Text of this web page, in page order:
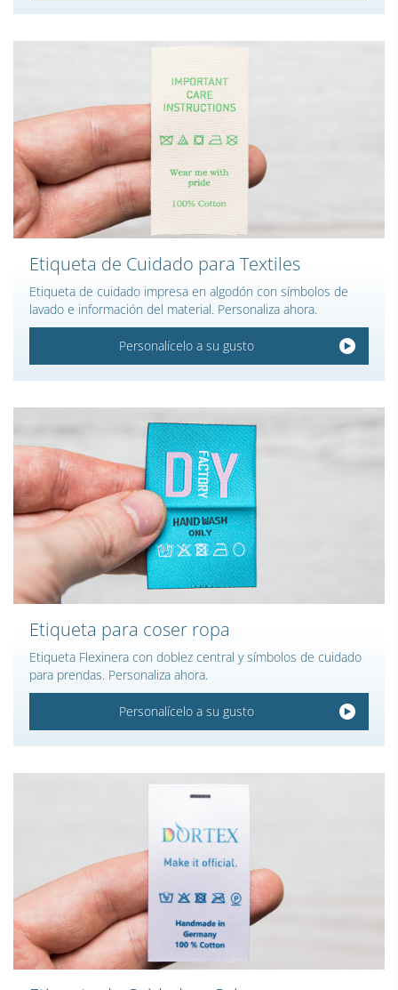
Etiqueta de Cuidado para Textiles
Etiqueta de cuidado impresa en algodón con símbolos de
lavado e información del material. Personaliza ahora.
Personalícelo a su gusto
Etiqueta para coser ropa
Etiqueta Flexinera con doblez central y símbolos de cuidado
para prendas. Personaliza ahora.
Personalícelo a su gusto